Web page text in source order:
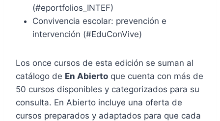
(#eportfolios_INTEF)
Convivencia escolar: prevención e
intervención (#EduConVive)
Los once cursos de esta edición se suman al
catálogo de En Abierto que cuenta con más de
50 cursos disponibles y categorizados para su
consulta. En Abierto incluye una oferta de
cursos preparados y adaptados para que cada